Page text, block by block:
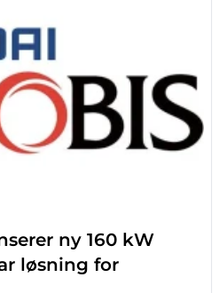
ny 160 kW
løsning for